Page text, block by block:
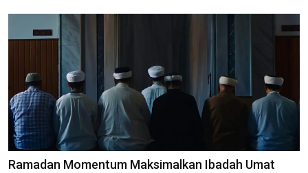
Ramadan Momentum Maksimalkan Ibadah Umat